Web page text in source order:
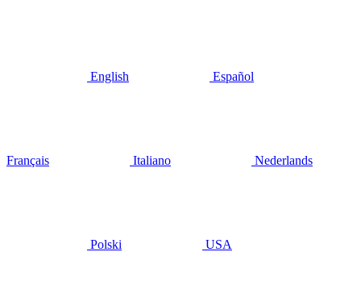
English Español
Français Italiano Nederlands
Polski
USA